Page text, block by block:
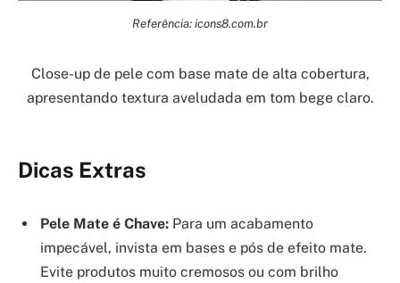
Referência: icons8.com.br
Close-up de pele com base mate de alta cobertura,
apresentando textura aveludada em tom bege claro.
Dicas Extras
Pele Mate é Chave: Para um acabamento
impecável, invista em bases e pós de efeito mate.
Evite produtos muito cremosos ou com brilho